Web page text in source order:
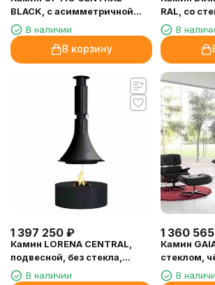
BLACK, с асимметричной
серебряной рамкой, h-7.3m
(Don-Bar)
В наличии
В корзину
RAL, со
В
1 397 250 ₽
Камин LORENA CENTRAL,
подвесной, без стекла,
чёрный (Traforart)
В наличии
1 360 565
Камин
стеклом,
В